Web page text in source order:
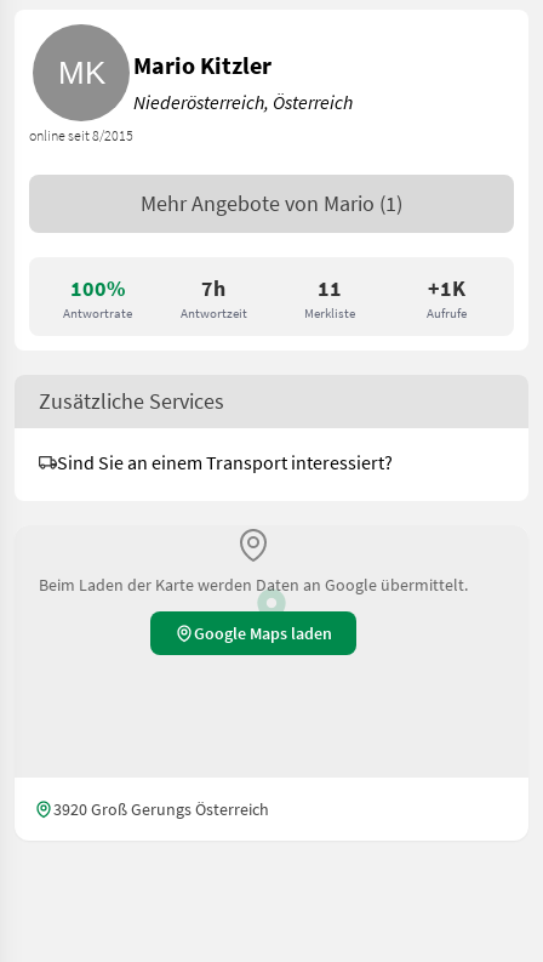
100%
Antwortrate
7h
Antwortzeit
11
Merkliste
+1K
Aufrufe
online seit 8/2015
Mario Kitzler
Niederösterreich, Österreich
Mehr Angebote von Mario (1)
Zusätzliche Services
Sind Sie an einem Transport interessiert?
Beim Laden der Karte werden Daten an Google übermittelt.
Google Maps laden
3920 Groß Gerungs Österreich